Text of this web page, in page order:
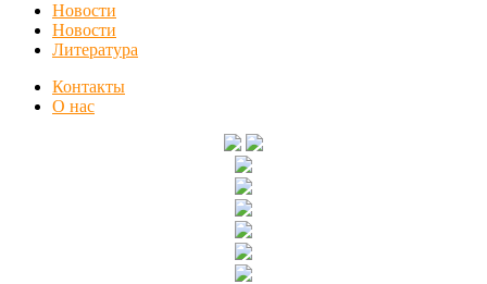
Новости
Новости
Литература
Контакты
О нас